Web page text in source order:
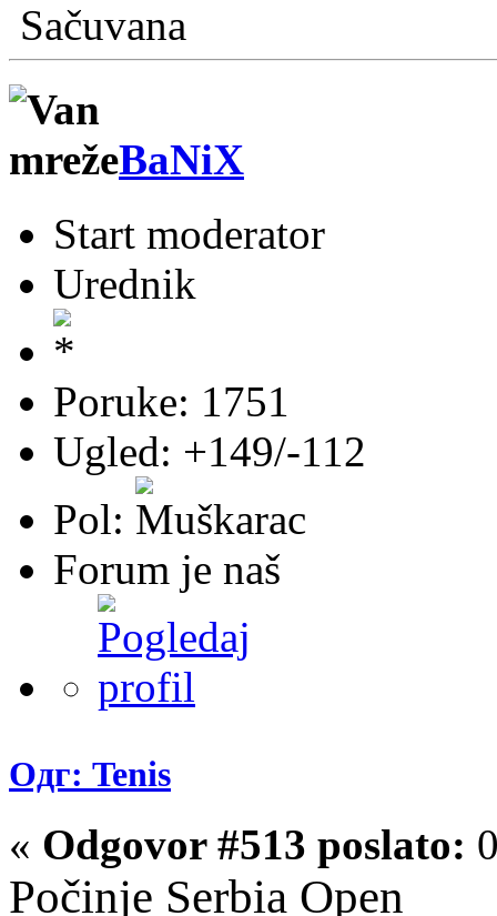
Sačuvana
BaNiX
Start moderator
Urednik
Poruke: 1751
Ugled: +149/-112
Pol:
Forum je naš
Одг: Tenis
« Odgovor #513 poslato:
Počinje Serbia Open